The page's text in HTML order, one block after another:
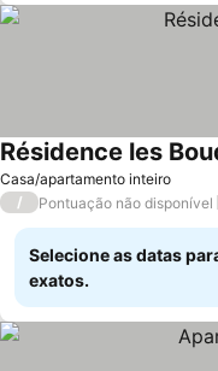
Casa/apartamento inteiro
Résidence les
/ Pontuação não disponível
Selecione as datas
exatos.